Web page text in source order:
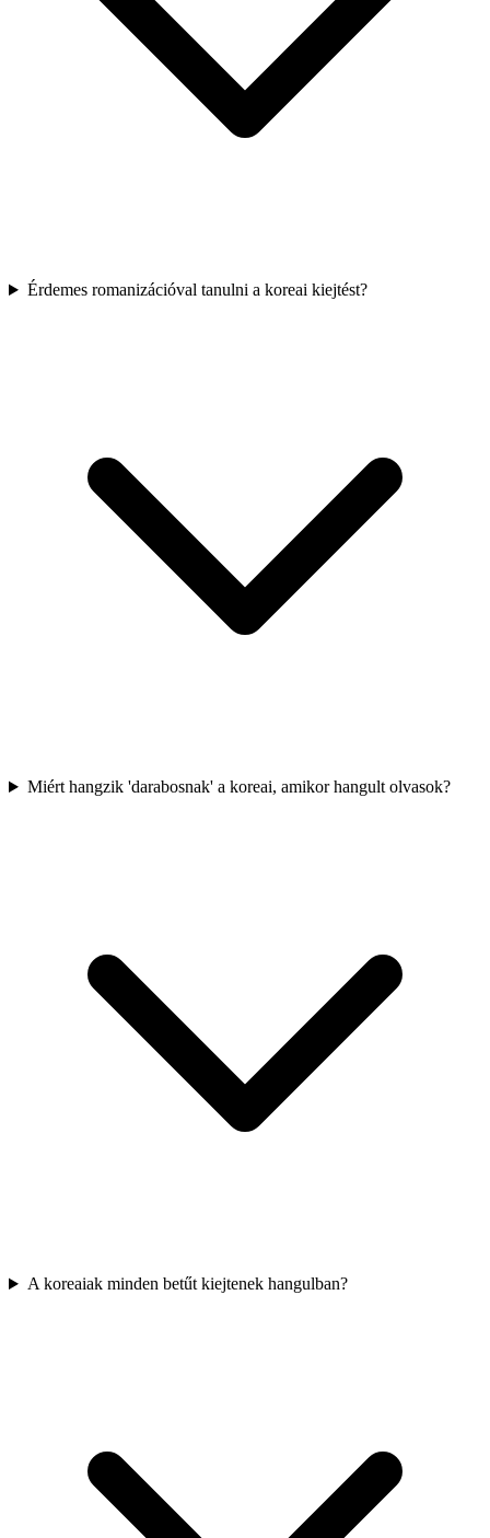
Érdemes romanizációval tanulni a koreai kiejtést?
Miért hangzik 'darabosnak' a koreai, amikor hangult olvasok?
A koreaiak minden betűt kiejtenek hangulban?